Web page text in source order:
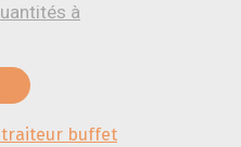
à
traiteur buffet